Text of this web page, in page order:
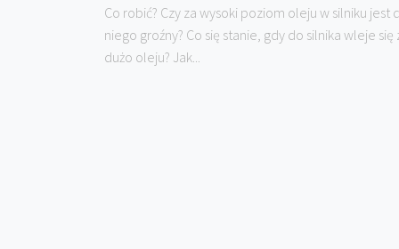
Co robić? Czy za wysoki poziom oleju w silniku jest
niego groźny? Co się stanie, gdy do silnika wleje się
dużo oleju? Jak...